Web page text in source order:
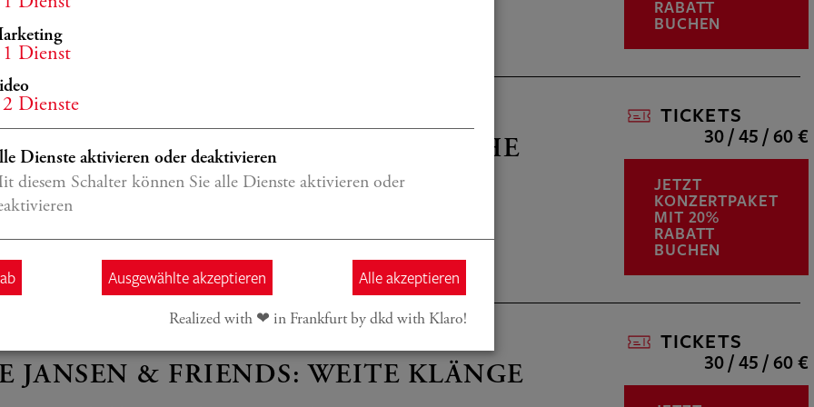
RABATT
BUCHEN
JANSEN
JANSEN & FRIENDS: DRAMATISCHE
Kozhukhin, Kronberg Young Soloists
TICKETS
30 / 45 / 60 €
JETZT
KONZERTPAKET
MIT 20%
RABATT
BUCHEN
JANSEN
JANSEN & FRIENDS: WEITE KLÄNGE
TICKETS
30 / 45 / 60 €
1 Dienst
2 Dienste
Dienste aktivieren oder deaktivieren
diesem Schalter können Sie alle Dienste aktivieren oder
Ausgewählte akzeptieren Alle akzeptieren
Realized with ❤︎ in Frankfurt by dkd with Klaro!